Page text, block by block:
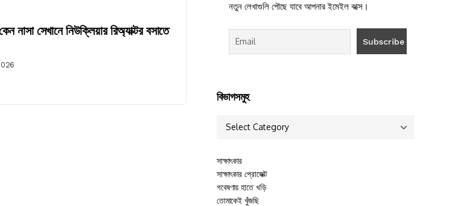
নাসা সেখানে নিউক্লিয়ার রিঅ্যাক্টর বসাতে
নতুন লেখাগুলি পৌছে যাবে আপনার ইমেইল বক্সে।
বিভাগসমুহ
সাক্ষাৎকার
সাক্ষাৎকার প্রোজেক্ট
গবেষণায় হাতে খড়ি
তোমাকেই খুঁজছি